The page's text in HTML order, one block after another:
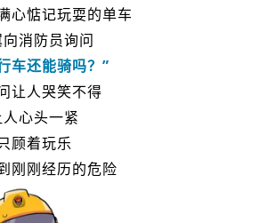
心惦记玩耍的单车
消防员询问
车还能骑吗？”
让人哭笑不得
心头一紧
顾着玩乐
刚刚经历的危险